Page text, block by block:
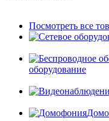
Посмотреть все
оборудование